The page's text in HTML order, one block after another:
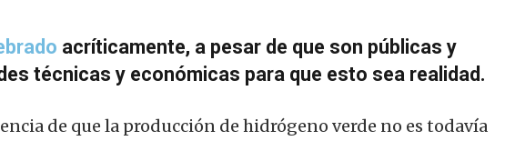
acríticamente, a pesar de que son públicas y
técnicas y económicas para que esto sea realidad.
de que la producción de hidrógeno verde no es todavía